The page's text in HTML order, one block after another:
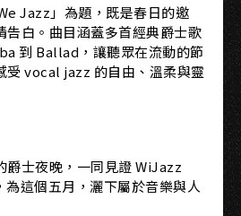
Jazz」為題，既是春日的邀
告白。曲目涵蓋多首經典爵士歌
到 Ballad，讓聽眾在流動的節
受 vocal jazz 的自由、溫柔與靈
爵士夜晚，一同見證 WiJazz
這個五月，灑下屬於音樂與人